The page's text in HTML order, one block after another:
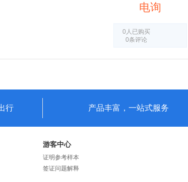
电询
0人已购买
0条评论
行 产品丰富，一站式服务
游客中心
证明参考样本
签证问题解释